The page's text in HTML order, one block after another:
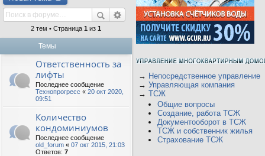
2 тем • Страница 1 из 1
Темы
Ответственность за
лифты
Последнее сообщение
Технопрогресс « 20 окт 2020,
09:51
Количество
кондоминиумов
Последнее сообщение
old_forum « 07 окт 2015, 21:03
Ответов: 7
→ Непосредственное управление
→ Управляющая компания
→ ТСЖ
Общие вопросы
Создание, работа ТСЖ
Документооборот в ТСЖ
ТСЖ и собственник жилья
Страхование ТСЖ